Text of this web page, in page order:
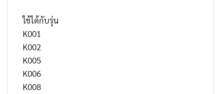
ใช้ได้กับรุ่น
K001
K002
K005
K006
K008